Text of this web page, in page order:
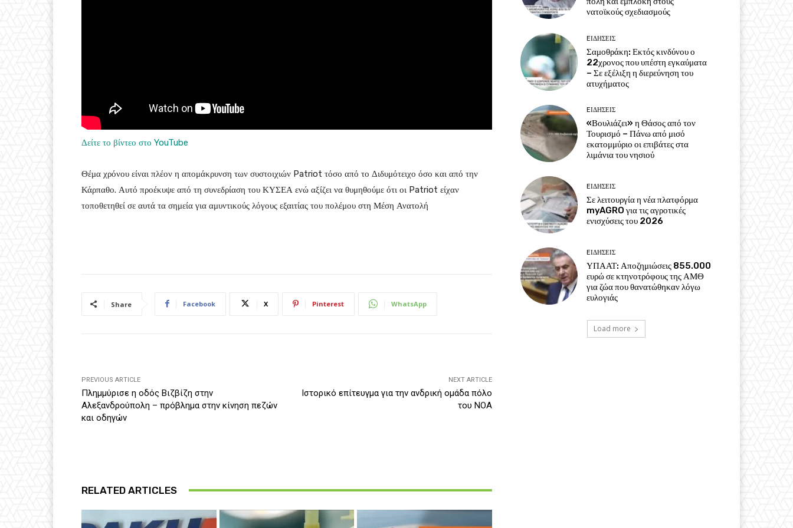
Δείτε το βίντεο στο YouTube
Θέμα χρόνου είναι πλέον η απομάκρυνση των συστοιχιών Patriot τόσο από το Διδυμότειχο όσο και από την
Κάρπαθο. Αυτό προέκυψε από τη συνεδρίαση του ΚΥΣΕΑ ενώ αξίζει να θυμηθούμε ότι οι Patriot είχαν
τοποθετηθεί σε αυτά τα σημεία για αμυντικούς λόγους εξαιτίας του πολέμου στη Μέση Ανατολή
Share Facebook X Pinterest WhatsApp
PREVIOUS ARTICLE
Πλημμύρισε η οδός Βιζβίζη στην
Αλεξανδρούπολη – πρόβλημα στην κίνηση πεζών
και οδηγών
NEXT ARTICLE
Ιστορικό επίτευγμα για την ανδρική ομάδα πόλο
του ΝΟΑ
RELATED ARTICLES
νατοϊκούς σχεδιασμούς
EΙΔΗΣΕΙΣ
Σαμοθράκη: Εκτός κινδύνου ο
22χρονος που υπέστη εγκαύματα
– Σε εξέλιξη η διερεύνηση του
ατυχήματος
EΙΔΗΣΕΙΣ
«Βουλιάζει» η Θάσος από τον
Τουρισμό – Πάνω από μισό
εκατομμύριο οι επιβάτες στα
λιμάνια του νησιού
EΙΔΗΣΕΙΣ
Σε λειτουργία η νέα πλατφόρμα
myAGRO για τις αγροτικές
ενισχύσεις του 2026
EΙΔΗΣΕΙΣ
ΥΠΑΑΤ: Αποζημιώσεις 855.000
ευρώ σε κτηνοτρόφους της ΑΜΘ
για ζώα που θανατώθηκαν λόγω
ευλογιάς
Load more